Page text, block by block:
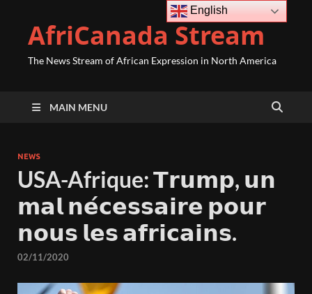
AfriCanada Stream
The News Stream of African Expression in North America
MAIN MENU
NEWS
USA-Afrique: 𝗧𝗿𝘂𝗺𝗽, 𝘂𝗻
𝗺𝗮𝗹 𝗻𝗲́𝗰𝗲𝘀𝘀𝗮𝗶𝗿𝗲 𝗽𝗼𝘂𝗿
𝗻𝗼𝘂𝘀 𝗹𝗲𝘀 𝗮𝗳𝗿𝗶𝗰𝗮𝗶𝗻𝘀.
02/11/2020
English